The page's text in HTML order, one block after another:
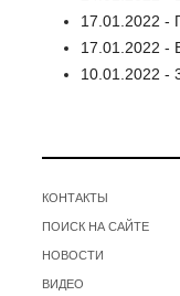
17.01.2022 -
17.01.2022 -
10.01.2022 -
КОНТАКТЫ
ПОИСК НА САЙТЕ
НОВОСТИ
ВИДЕО